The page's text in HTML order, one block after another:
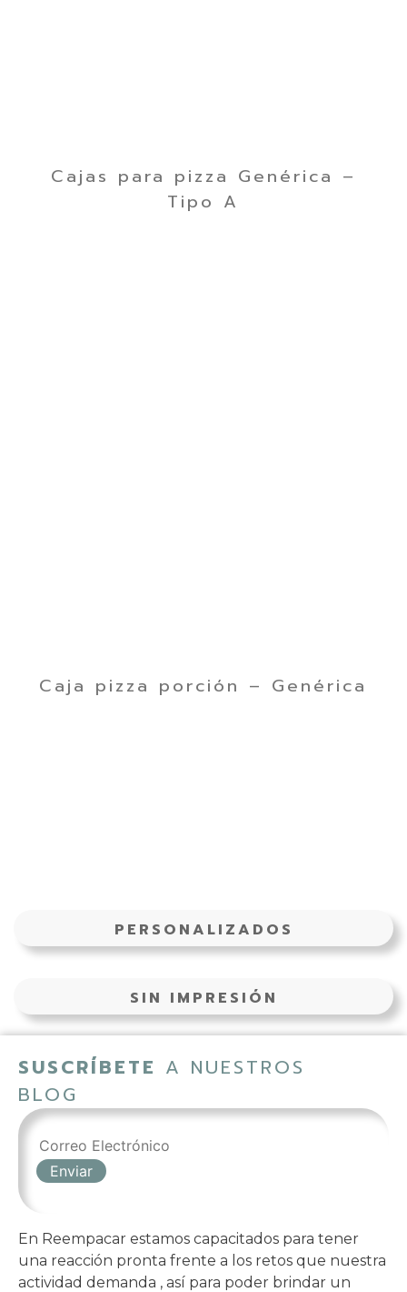
Cajas para pizza Genérica –
Tipo A
Caja pizza porción – Genérica
PERSONALIZADOS
SIN IMPRESIÓN
SUSCRÍBETE A NUESTROS
BLOG
En Reempacar estamos capacitados para tener
una reacción pronta frente a los retos que nuestra
actividad demanda , así para poder brindar un